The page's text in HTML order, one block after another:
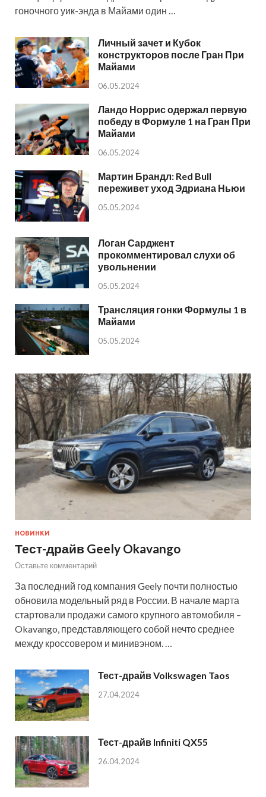
гоночного уик-энда в Майами один …
Личный зачет и Кубок
конструкторов после Гран При
Майами
06.05.2024
Ландо Норрис одержал первую
победу в Формуле 1 на Гран При
Майами
06.05.2024
Мартин Брандл: Red Bull
переживет уход Эдриана Ньюи
05.05.2024
Логан Сарджент
прокомментировал слухи об
увольнении
05.05.2024
Трансляция гонки Формулы 1 в
Майами
05.05.2024
НОВИНКИ
Тест-драйв Geely Okavango
Оставьте комментарий
За последний год компания Geely почти полностью
обновила модельный ряд в России. В начале марта
стартовали продажи самого крупного автомобиля –
Okavango, представляющего собой нечто среднее
между кроссовером и минивэном. …
Тест-драйв Volkswagen Taos
27.04.2024
Тест-драйв Infiniti QX55
26.04.2024